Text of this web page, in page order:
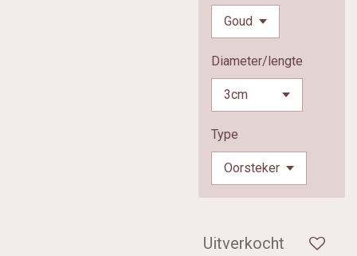
Diameter/lengte
Type
Uitverkocht